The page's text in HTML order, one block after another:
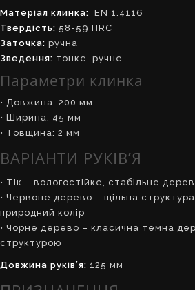
Матеріал клинка: EN 1.4116
Твердість: 58-59 HRC
Заточка: ручна
Зведення: тонке, ручне
Параметри клинка
• Довжина: 200 мм
• Ширина: 45 мм
• Товщина: 2 мм
ВАРІАНТИ РУКІВ’Я
• Тік – вологостійке, стабільне
• Червоне дерево – щільна
природний колір
• Чорне дерево – класична темна
структурою
Довжина руків’я: 125 мм